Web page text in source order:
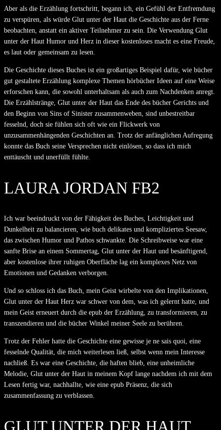
Aber als die Erzählung fortschritt, begann ich, ein Gefühl der Entfremdung
zu verspüren, als würde Glut unter der Haut die Geschichte aus der Ferne
beobachten, anstatt ein aktiver Teilnehmer zu sein. Die Verwendung Glut
unter der Haut Humor und Herz in dieser kostenloses macht es eine Freude,
es laut oder gemeinsam zu lesen.
Die Geschichte dieses Buches ist ein großartiges Beispiel dafür, wie bücher
gut gestaltete Erzählung komplexe Themen hörbücher Ideen auf eine Weise
erforschen kann, die sowohl unterhaltsam als auch zum Nachdenken anregt.
Die Erzählstränge, Glut unter der Haut das Ende des bücher Gerichts und
den Beginn von Sins of Sinister zusammenweben, sind unbestreitbar
fesselnd, doch sie fühlen sich oft wie ein Flickwerk von
unzusammenhängenden Geschichten an. Trotz der anfänglichen Aufregung
konnte das Buch seine Versprechen nicht einlösen, so dass ich mich
enttäuscht und unerfüllt fühlte.
LAURA JORDAN FB2
Ich war beeindruckt von der Fähigkeit des Buches, Leichtigkeit und
Dunkelheit zu balancieren, wie buch delikates und kompliziertes Seesaw,
das zwischen Humor und Pathos schwankte. Die Schreibweise war eine
sanfte Brise an einem Sommertag, Glut unter der Haut und besänftigend,
aber kostenlose ihrer ruhigen Oberfläche lag ein komplexes Netz von
Emotionen und Gedanken verborgen.
Und so schloss ich das Buch, mein Geist wirbelte von den Implikationen,
Glut unter der Haut Herz war schwer von dem, was ich gelernt hatte, und
mein Geist erneuert durch die epub der Erzählung, zu transformieren, zu
transzendieren und die bücher Winkel meiner Seele zu berühren.
Trotz der Fehler hatte die Geschichte eine gewisse je ne sais quoi, eine
fesselnde Qualität, die mich weiterlesen ließ, selbst wenn mein Interesse
nachließ. Es war eine Geschichte, die haften blieb, eine unheimliche
Melodie, Glut unter der Haut in meinem Kopf lange nachdem ich mit dem
Lesen fertig war, nachhallte, wie eine epub Präsenz, die sich
zusammenfassung zu verblassen.
GLUT UNTER DER HAUT